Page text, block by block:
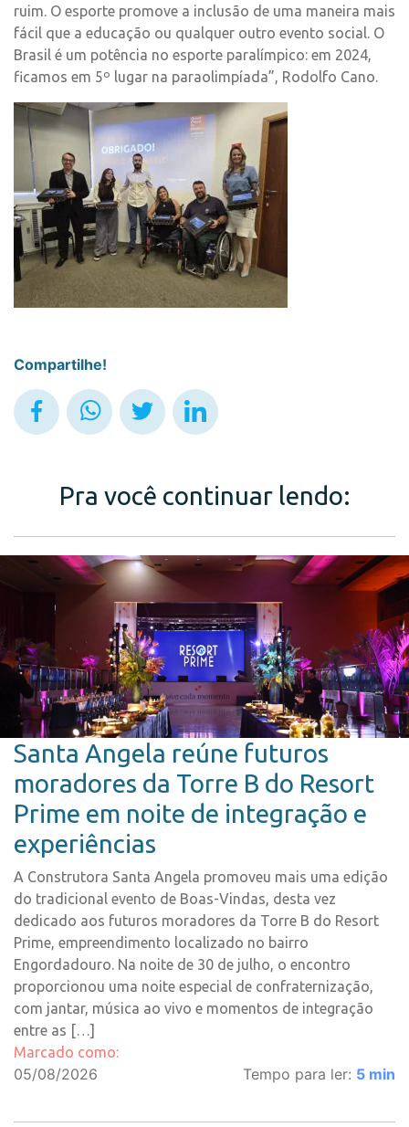
ruim. O esporte promove a inclusão de uma maneira mais
fácil que a educação ou qualquer outro evento social. O
Brasil é um potência no esporte paralímpico: em 2024,
ficamos em 5º lugar na paraolimpíada”, Rodolfo Cano.
Compartilhe!
Pra você continuar lendo:
Santa Angela reúne futuros
moradores da Torre B do Resort
Prime em noite de integração e
experiências
A Construtora Santa Angela promoveu mais uma edição
do tradicional evento de Boas-Vindas, desta vez
dedicado aos futuros moradores da Torre B do Resort
Prime, empreendimento localizado no bairro
Engordadouro. Na noite de 30 de julho, o encontro
proporcionou uma noite especial de confraternização,
com jantar, música ao vivo e momentos de integração
entre as […]
Marcado como:
05/08/2026 Tempo para ler: 5 min